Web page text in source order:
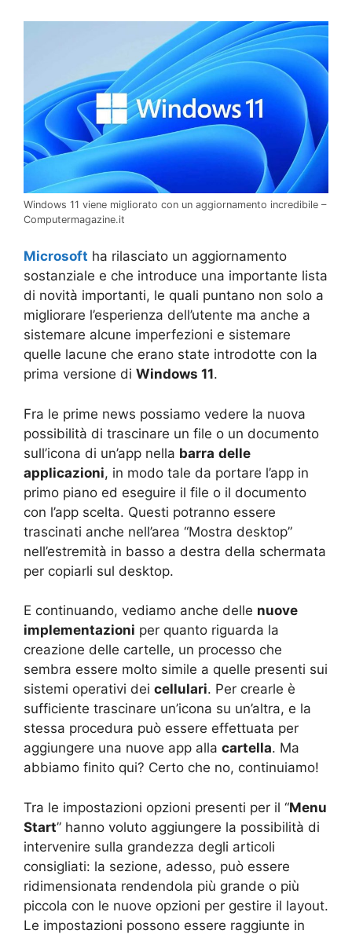
Windows 11 viene migliorato con un aggiornamento incredibile –
Computermagazine.it
Microsoft ha rilasciato un aggiornamento
sostanziale e che introduce una importante lista
di novità importanti, le quali puntano non solo a
migliorare l’esperienza dell’utente ma anche a
sistemare alcune imperfezioni e sistemare
quelle lacune che erano state introdotte con la
prima versione di Windows 11.
Fra le prime news possiamo vedere la nuova
possibilità di trascinare un file o un documento
sull’icona di un’app nella barra delle
applicazioni, in modo tale da portare l’app in
primo piano ed eseguire il file o il documento
con l’app scelta. Questi potranno essere
trascinati anche nell’area “Mostra desktop”
nell’estremità in basso a destra della schermata
per copiarli sul desktop.
E continuando, vediamo anche delle nuove
implementazioni per quanto riguarda la
creazione delle cartelle, un processo che
sembra essere molto simile a quelle presenti sui
sistemi operativi dei cellulari. Per crearle è
sufficiente trascinare un’icona su un’altra, e la
stessa procedura può essere effettuata per
aggiungere una nuove app alla cartella. Ma
abbiamo finito qui? Certo che no, continuiamo!
Tra le impostazioni opzioni presenti per il “Menu
Start” hanno voluto aggiungere la possibilità di
intervenire sulla grandezza degli articoli
consigliati: la sezione, adesso, può essere
ridimensionata rendendola più grande o più
piccola con le nuove opzioni per gestire il layout.
Le impostazioni possono essere raggiunte in